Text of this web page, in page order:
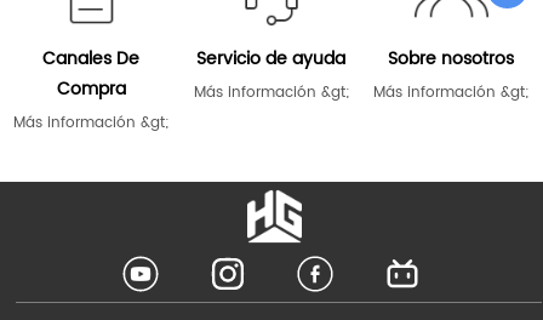
Canales De
Compra
Más información &gt;
Servicio de ayuda
Más información &gt;
Sobre nosotros
Más información &gt;
LOGO